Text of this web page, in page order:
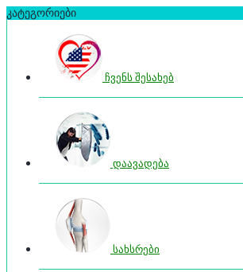
კატეგორიები
ჩვენს შესახებ
დაავადება
სახსრები